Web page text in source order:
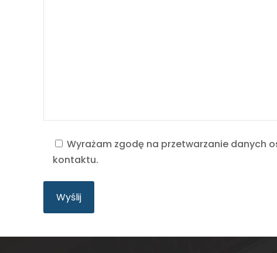
Wyrażam zgodę na przetwarzanie danych
kontaktu.